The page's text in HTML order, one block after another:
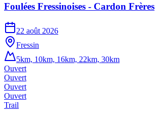
Foulées Fressinoises - Cardon Frères
22 août 2026
Fressin
5km, 10km, 16km, 22km, 30km
Ouvert
Ouvert
Ouvert
Ouvert
Trail